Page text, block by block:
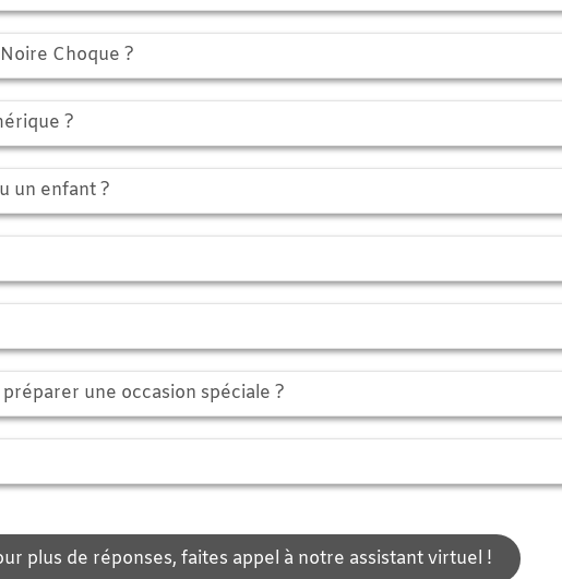
?
?
?
une occasion spéciale ?
de réponses, faites appel à notre assistant virtuel !